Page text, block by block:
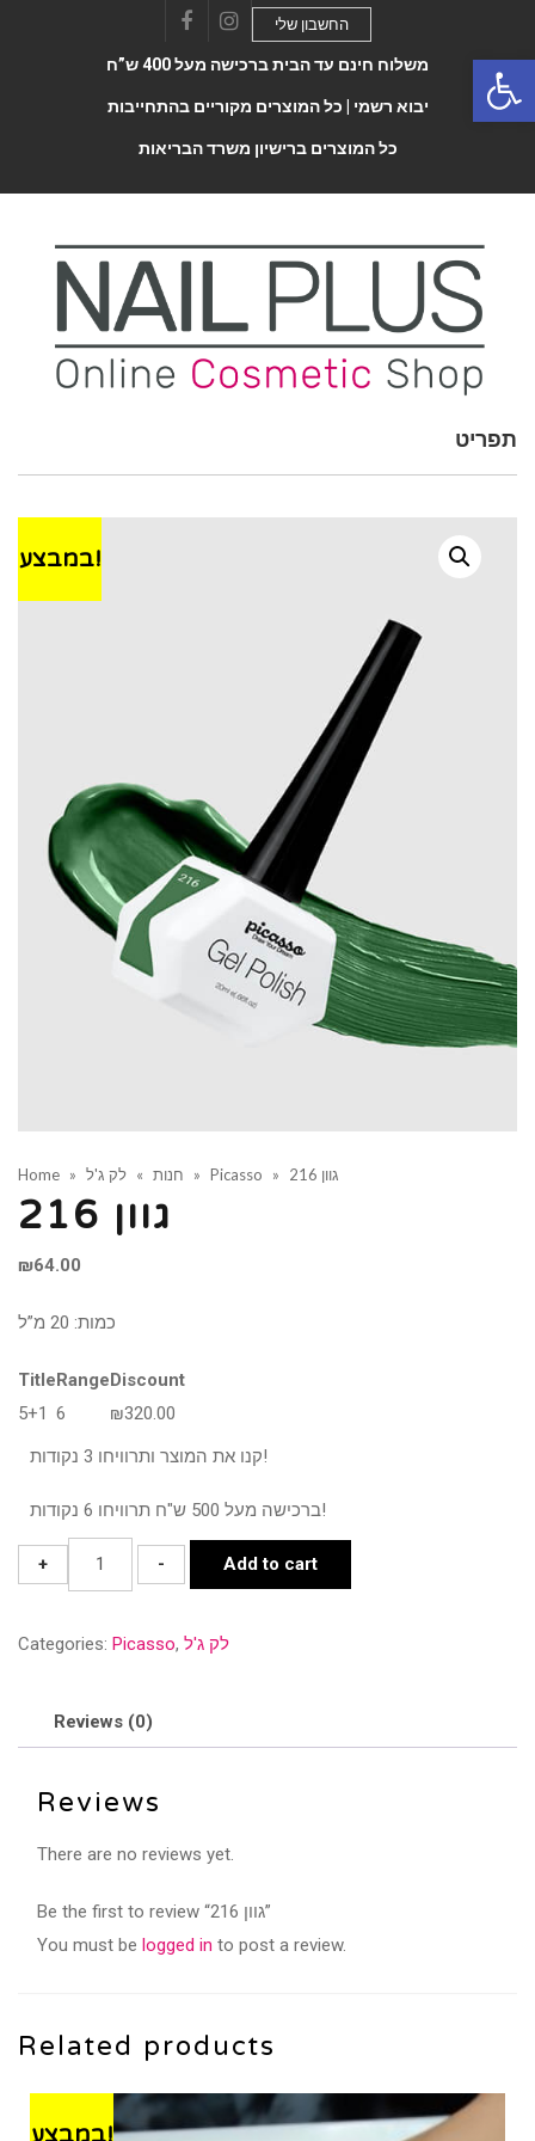
FacebookInstagram
החשבון שלי
משלוח חינם עד הבית ברכישה מעל 400 ש”ח
יבוא רשמי | כל המוצרים מקוריים בהתחייבות
כל המוצרים ברישיון משרד הבריאות
Toggle
תפריט
במבצע!
Home » חנות » לק ג'ל » Picasso » גוון 216
גוון 216
₪64.00
כמות: 20 מ”ל
TitleRangeDiscount
5+1 6 ₪320.00
קנו את המוצר ותרוויחו 3 נקודות!
ברכישה מעל 500 ש"ח תרוויחו 6 נקודות!
+
216
- Add to cart
Categories: Picasso, לק ג'ל
Reviews (0)
Reviews
There are no reviews yet.
Be the first to review “גוון 216”
You must be logged in to post a review.
Related products
במבצע!